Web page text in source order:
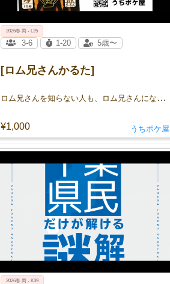
[ロム兄さんかるた]
ロム兄さんを知らない人も、ロム兄さんになれるッッッ！！！
¥1,000
2026春 両 - L25
3-6 1-20 5歳〜
うちポケ屋
2026春 両 - K39